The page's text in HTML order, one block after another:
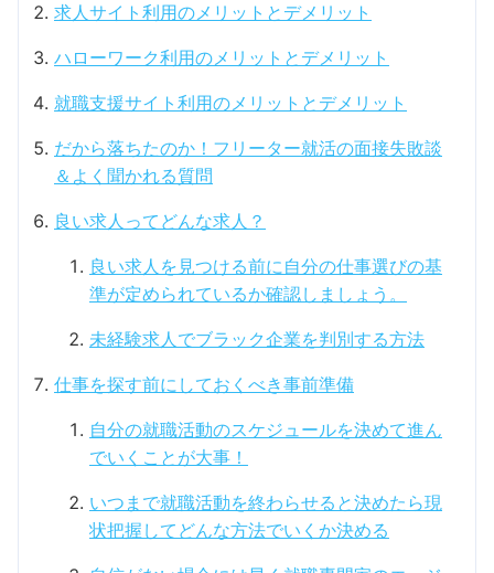
求人サイト利用のメリットとデメリット
ハローワーク利用のメリットとデメリット
就職支援サイト利用のメリットとデメリット
だから落ちたのか！フリーター就活の面接失敗談
＆よく聞かれる質問
良い求人ってどんな求人？
良い求人を見つける前に自分の仕事選びの基
準が定められているか確認しましょう。
未経験求人でブラック企業を判別する方法
仕事を探す前にしておくべき事前準備
自分の就職活動のスケジュールを決めて進ん
でいくことが大事！
いつまで就職活動を終わらせると決めたら現
状把握してどんな方法でいくか決める